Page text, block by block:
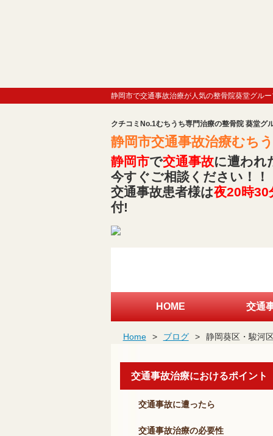
静岡市で交通事故治療が人気の整骨院葵堂グル
クチコミNo.1むちうち専門治療の整骨院 葵堂グ
静岡市交通事故治療むち
静岡市で交通事故に遭われ
今すぐご相談ください！！
交通事故患者様は夜20時30
付!
HOME 交通
Home > ブログ > 静岡葵区・駿河
交通事故治療におけるポイント
交通事故に遭ったら
交通事故治療の必要性